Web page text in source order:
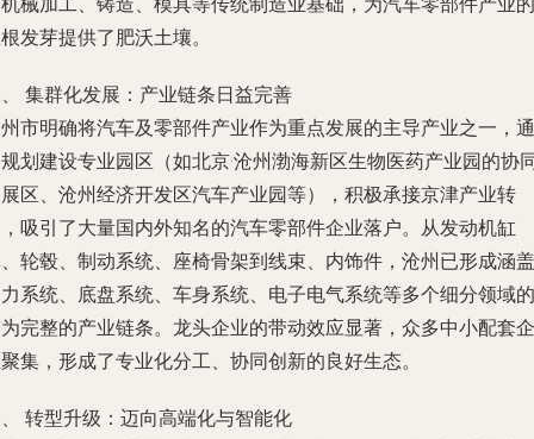
发芽提供了肥沃土壤。
集群化发展：产业链条日益完善
市明确将汽车及零部件产业作为重点发展的主导产业之一，通
划建设专业园区（如北京·沧州渤海新区生物医药产业园的协
区、沧州经济开发区汽车产业园等），积极承接京津产业转
吸引了大量国内外知名的汽车零部件企业落户。从发动机缸
轮毂、制动系统、座椅骨架到线束、内饰件，沧州已形成涵盖
系统、底盘系统、车身系统、电子电气系统等多个细分领域的
完整的产业链条。龙头企业的带动效应显著，众多中小配套企
集，形成了专业化分工、协同创新的良好生态。
转型升级：迈向高端化与智能化